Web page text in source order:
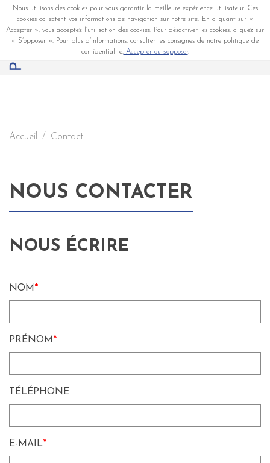
Nous utilisons des cookies pour vous garantir la meilleure expérience utilisateur. Ces
cookies collectent vos informations de navigation sur notre site. En cliquant sur «
Accepter », vous acceptez l’utilisation des cookies. Pour désactiver les cookies, cliquez sur
« S’opposer ». Pour plus d’informations, consulter les consignes de notre politique de
confidentialité.Accepter ou s'opposer.
Accueil Contact
NOUS CONTACTER
NOUS ÉCRIRE
NOM *
PRÉNOM *
TÉLÉPHONE
E-MAIL*